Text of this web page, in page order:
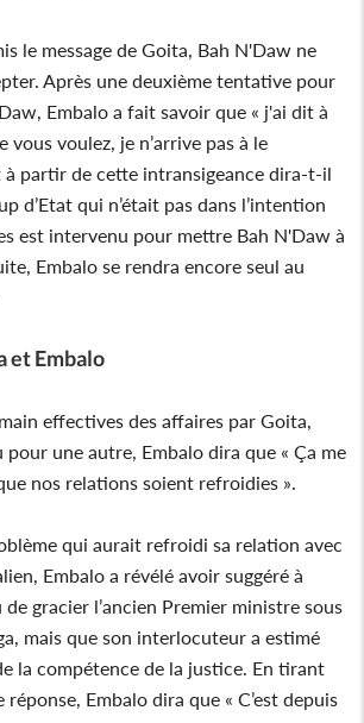
le message de Goita, Bah N'Daw ne
Après une deuxième tentative pour
Embalo a fait savoir que « j'ai dit à
vous voulez, je n’arrive pas à le
à partir de cette intransigeance dira-t-il
d’Etat qui n’était pas dans l’intention
est intervenu pour mettre Bah N'Daw à
Embalo se rendra encore seul au
et Embalo
effectives des affaires par Goita,
une autre, Embalo dira que « Ça me
nos relations soient refroidies ».
qui aurait refroidi sa relation avec
Embalo a révélé avoir suggéré à
gracier l’ancien Premier ministre sous
mais que son interlocuteur a estimé
la compétence de la justice. En tirant
Embalo dira que « C’est depuis